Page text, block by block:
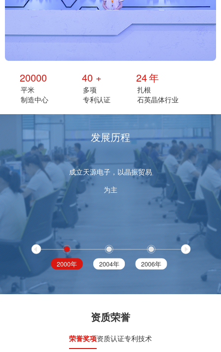
20000
平米
制造中心
40 +
多项
专利认证
24年
扎根
石英晶体行业
发展历程
成立天源电子，以晶振贸易
为主
2000年 2004年 2006年
资质荣誉
荣誉奖项资质认证专利技术